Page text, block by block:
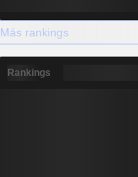
Más rankings
Rankings